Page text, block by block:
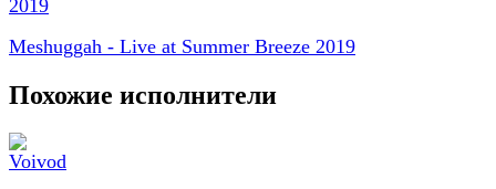
Meshuggah - Live at Summer Breeze 2019
Похожие исполнители